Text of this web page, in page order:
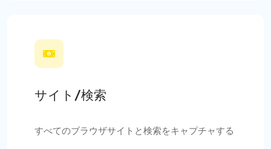
サイト/検索
すべてのブラウザサイトと検索をキャプチャする